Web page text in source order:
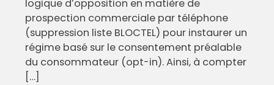
logique d’opposition en matière de
prospection commerciale par téléphone
(suppression liste BLOCTEL) pour instaurer un
régime basé sur le consentement préalable
du consommateur (opt-in). Ainsi, à compter
[…]